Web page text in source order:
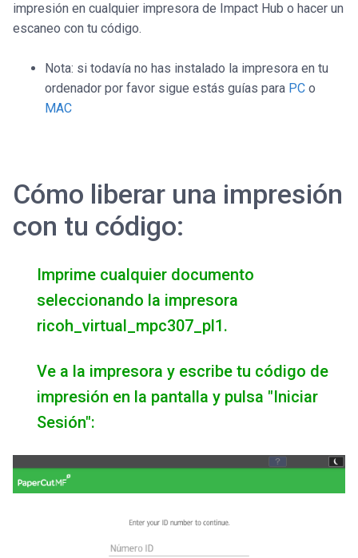
impresión en cualquier impresora de Impact Hub o hacer un
escaneo con tu código.
Nota: si todavía no has instalado la impresora en tu
ordenador por favor sigue estás guías para PC o
MAC
Cómo liberar una impresión
con tu código:
Imprime cualquier documento
seleccionando la impresora
ricoh_virtual_mpc307_pl1.
Ve a la impresora y escribe tu código de
impresión en la pantalla y pulsa "Iniciar
Sesión":